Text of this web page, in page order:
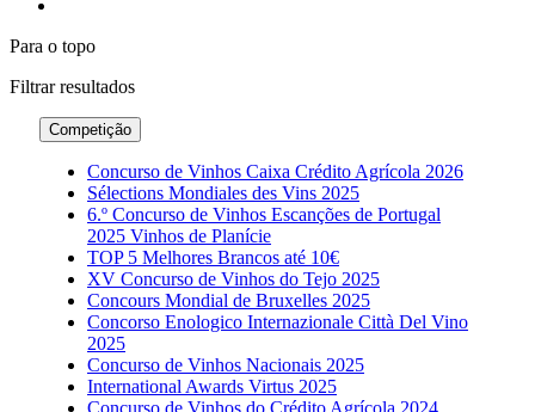
Para o topo
Filtrarresultados
Competição
Concurso de Vinhos Caixa Crédito Agrícola 2026
Sélections Mondiales des Vins 2025
6.º Concurso de Vinhos Escanções de Portugal
2025 Vinhos de Planície
TOP 5 Melhores Brancos até 10€
XV Concurso de Vinhos do Tejo 2025
Concours Mondial de Bruxelles 2025
Concorso Enologico Internazionale Città Del Vino
2025
Concurso de Vinhos Nacionais 2025
International Awards Virtus 2025